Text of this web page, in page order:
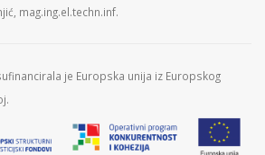
mag.ing.el.techn.inf.
je Europska unija iz Europskog